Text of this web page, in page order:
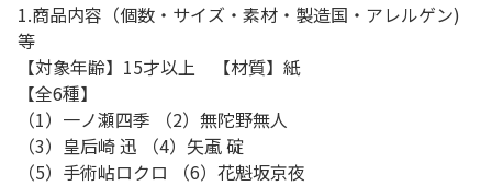
1.商品内容（個数・サイズ・素材・製造国・アレルゲン)
等
【対象年齢】15才以上 【材質】紙
【全6種】
（1）一ノ瀬四季 （2）無陀野無人
（3）皇后崎 迅 （4）矢颪 碇
（5）手術岾ロクロ （6）花魁坂京夜